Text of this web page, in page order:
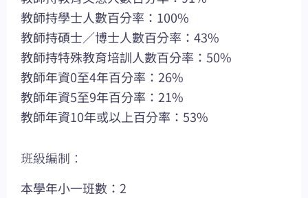
教師持學士人數百分率：100%
教師持碩士／博士人數百分率：43%
教師持特殊教育培訓人數百分率：50%
教師年資0至4年百分率：26%
教師年資5至9年百分率：21%
教師年資10年或以上百分率：53%
班級編制：
本學年小一班數：2